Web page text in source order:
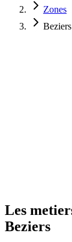
Zones
Beziers
Les
Beziers